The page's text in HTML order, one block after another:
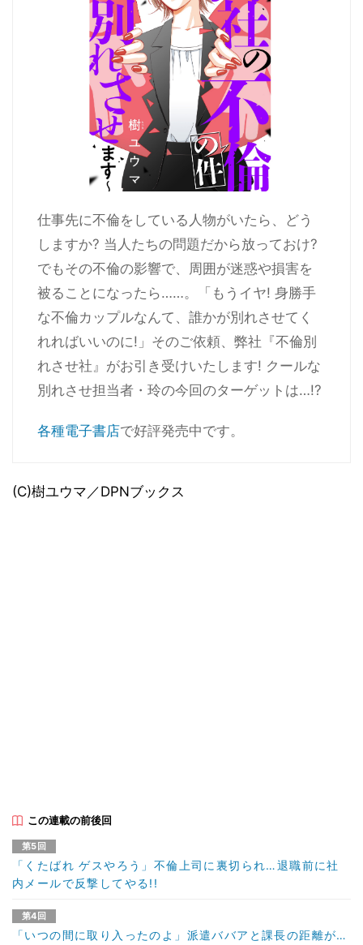
仕事先に不倫をしている人物がいたら、どう
しますか? 当人たちの問題だから放っておけ?
でもその不倫の影響で、周囲が迷惑や損害を
被ることになったら……。「もうイヤ! 身勝手
な不倫カップルなんて、誰かが別れさせてく
れればいいのに!」そのご依頼、弊社『不倫別
れさせ社』がお引き受けいたします! クールな
別れさせ担当者・玲の今回のターゲットは…!?
各種電子書店で好評発売中です。
(C)樹ユウマ／DPNブックス
この連載の前後回
第5回
「くたばれ ゲスやろう」不倫上司に裏切られ…退職前に社
内メールで反撃してやる!!
第4回
「いつの間に取り入ったのよ」派遣ババアと課長の距離が…